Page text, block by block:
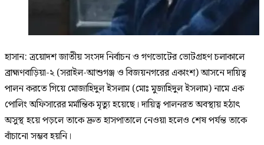
হাসান: ত্রয়োদশ জাতীয় সংসদ নির্বাচন ও গণভোটের ভোটগ্রহণ চলাকালে
ব্রাহ্মণবাড়িয়া-২ (সরাইল-আশুগঞ্জ ও বিজয়নগরের একাংশ) আসনে দায়িত্ব
পালন করতে গিয়ে মোজাহিদুল ইসলাম (মোঃ মুজাহিদুল ইসলাম) নামে এক
পোলিং অফিসারের মর্মান্তিক মৃত্যু হয়েছে। দায়িত্ব পালনরত অবস্থায় হঠাৎ
অসুস্থ হয়ে পড়লে তাকে দ্রুত হাসপাতালে নেওয়া হলেও শেষ পর্যন্ত তাকে
বাঁচানো সম্ভব হয়নি।